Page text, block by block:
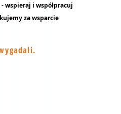
wspieraj i współpracuj
zawsparcie